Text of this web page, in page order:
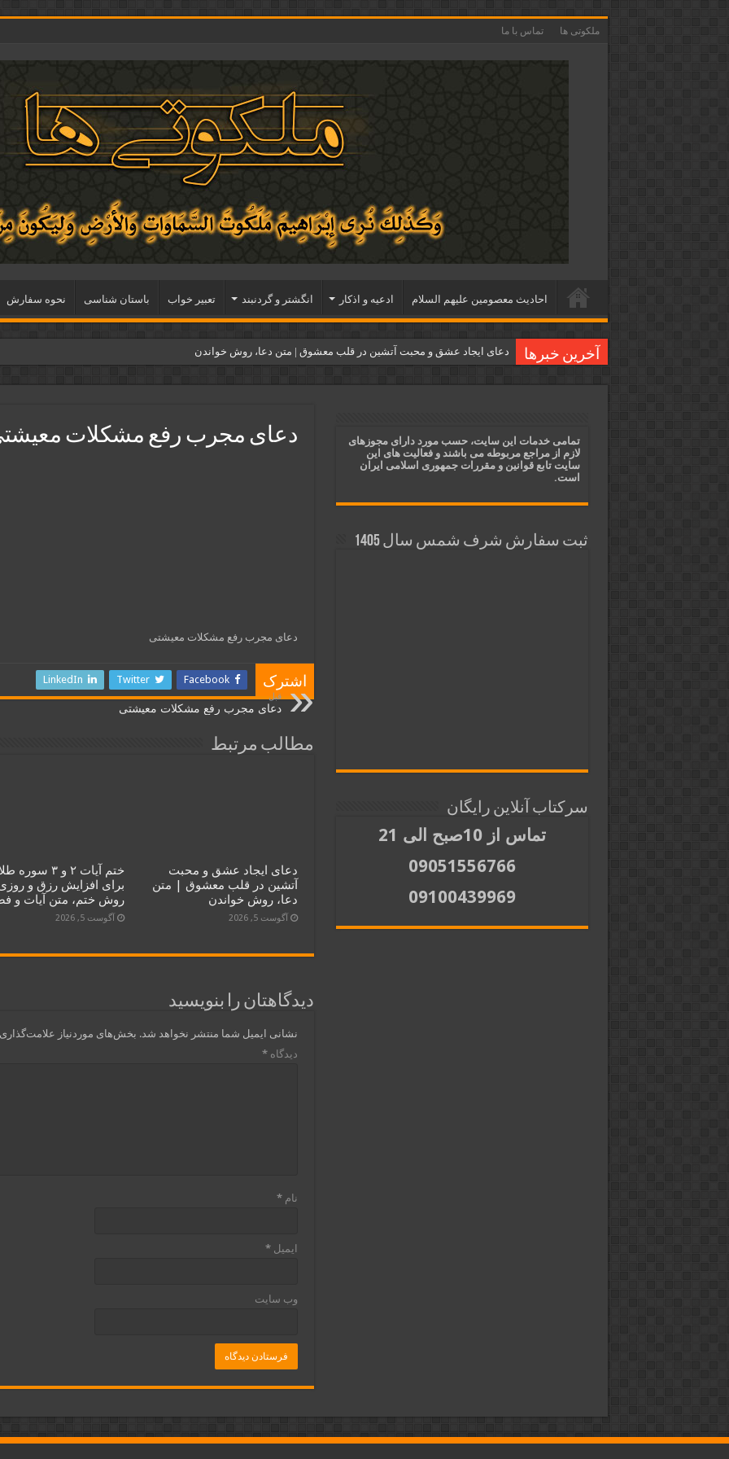
ملکوتی ها تماس با ما
احاديث معصومين عليهم السلام ادعيه و اذكار انگشتر و گردنبند تعبیر خواب باستان شناسی نحوه سفارش
آخرین خبرها دعای ایجاد عشق و محبت آتشین در قلب معشوق | متن دعا، روش خواندن
قویترین ذکر استجابت دعا و حاجت روایی | ذکر اسماء الحسنی برآورده شدن حاجت
دعای افزایش رزق و روزی و ثروتمند شدن | متن دعا و اذکار مجرب
دعای مجرب رفع مشکلات
دعای مجرب رفع مشکلات معیشتی
اشترک Facebook
Twitter
LinkedIn
قبل
دعای مجرب رفع مشکلات معیشتی
مطالب مرتبط
دعای ایجاد عشق و محبت
آتشین در قلب معشوق | متن
دعا، روش خواندن
آگوست 5, 2026
ختم آیات ۲ و ۳
برای افزایش رزق و
روش ختم، متن آیات و
آگوست 5, 2026
دیدگاهتان را بنویسید
نشانی ایمیل شما منتشر نخواهد شد. بخش‌های موردنیاز
دیدگاه*
نام*
ایمیل*
وب‌ سایت
تمامی خدمات این سایت، حسب مورد دارای مجوزهای
لازم از مراجع مربوطه می باشند و فعالیت های این
سایت تابع قوانین و مقررات جمهوری اسلامی ایران
است.
ثبت سفارش شرف شمس سال 1405
سرکتاب آنلاین رایگان
تماس از 10صبح الی 21
09051556766
09100439969